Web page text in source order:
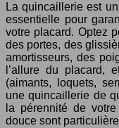
La quincaillerie est
essentielle pour
votre placard. Optez
des portes, des
amortisseurs, des
l’allure du placard,
(aimants, loquets,
une quincaillerie de
la pérennité de
douce sont